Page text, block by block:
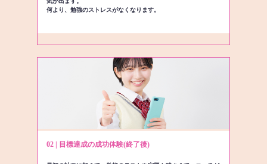
何より、勉強のストレスがなくなります。
02 | 目標達成の成功体験(終了後)